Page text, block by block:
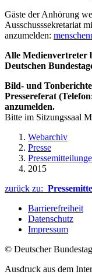
Gäste der Anhörung
Ausschusssekretariat
anzumelden:
Alle Medienvertreter
Deutschen
Bild- und
Pressereferat
anzumelden.
Bitte im Sitzungssaal
Webarchiv
Presse
2015
zurück zu:
Barrierefreiheit
Datenschutz
Impressum
© Deutscher Bundestag
Ausdruck aus dem